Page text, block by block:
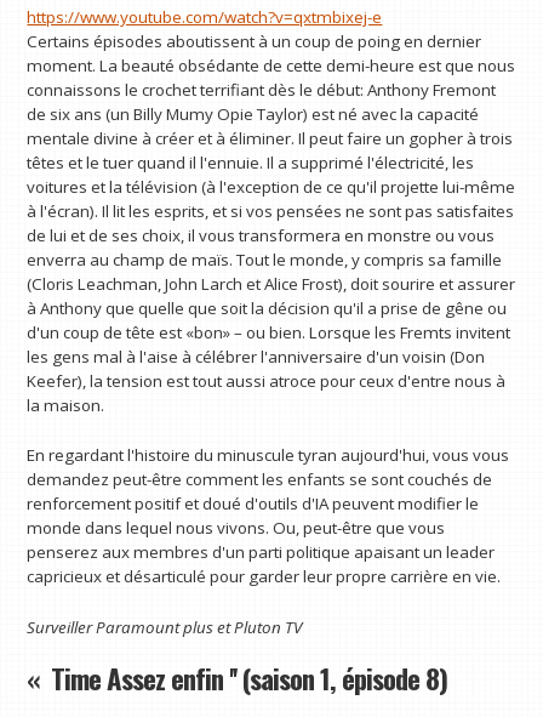
https://www.youtube.com/watch?v=qxtmbixej-e
Certains épisodes aboutissent à un coup de poing en dernier
moment. La beauté obsédante de cette demi-heure est que nous
connaissons le crochet terrifiant dès le début: Anthony Fremont
de six ans (un Billy Mumy Opie Taylor) est né avec la capacité
mentale divine à créer et à éliminer. Il peut faire un gopher à trois
têtes et le tuer quand il l'ennuie. Il a supprimé l'électricité, les
voitures et la télévision (à l'exception de ce qu'il projette lui-même
à l'écran). Il lit les esprits, et si vos pensées ne sont pas satisfaites
de lui et de ses choix, il vous transformera en monstre ou vous
enverra au champ de maïs. Tout le monde, y compris sa famille
(Cloris Leachman, John Larch et Alice Frost), doit sourire et assurer
à Anthony que quelle que soit la décision qu'il a prise de gêne ou
d'un coup de tête est «bon» – ou bien. Lorsque les Fremts invitent
les gens mal à l'aise à célébrer l'anniversaire d'un voisin (Don
Keefer), la tension est tout aussi atroce pour ceux d'entre nous à
la maison.
En regardant l'histoire du minuscule tyran aujourd'hui, vous vous
demandez peut-être comment les enfants se sont couchés de
renforcement positif et doué d'outils d'IA peuvent modifier le
monde dans lequel nous vivons. Ou, peut-être que vous
penserez aux membres d'un parti politique apaisant un leader
capricieux et désarticulé pour garder leur propre carrière en vie.
SurveillerParamount plusetPluton TV
« Time Assez enfin '' (saison 1, épisode 8)